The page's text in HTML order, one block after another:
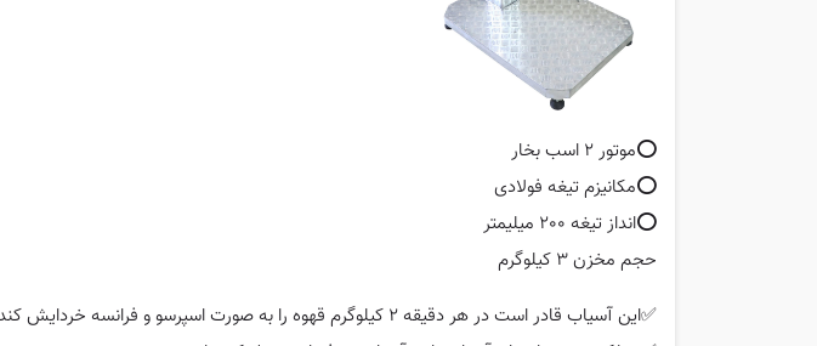
⭕️موتور 2 اسب بخار
⭕️مکانیزم تیغه فولادی
⭕️انداز تیغه 200 میلیمتر
حجم مخزن 3 کیلوگرم
✅این آسیاب قادر است در هر دقیقه 2 کیلوگرم قهوه را به صورت اسپرسو و فرانسه خردایش کند .